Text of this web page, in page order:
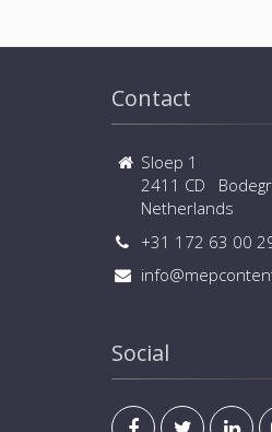
Contact
Sloep 1
2411 CD
Netherlands
+31 172 63 00
Social